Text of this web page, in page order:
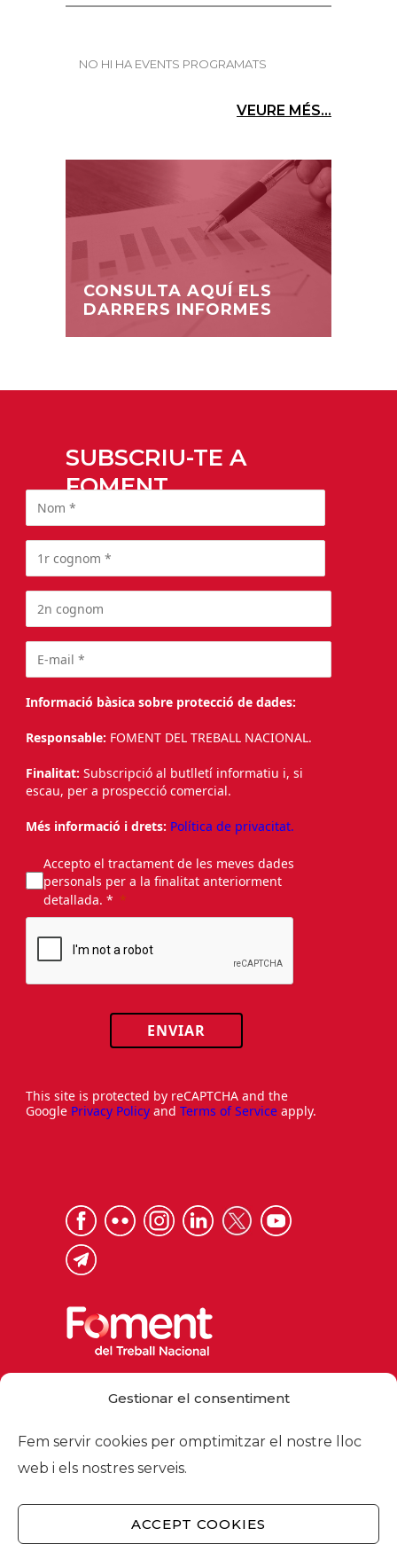
Gestionar el consentiment
Fem servir cookies per omptimitzar el nostre lloc
web i els nostres serveis.
ACCEPT COOKIES
NO HI HA EVENTS PROGRAMATS
VEURE MÉS...
CONSULTA AQUÍ ELS
DARRERS INFORMES
SUBSCRIU-TE A
FOMENT
Informació bàsica sobre protecció de dades:
Responsable: FOMENT DEL TREBALL NACIONAL.
Finalitat: Subscripció al butlletí informatiu i, si
escau, per a prospecció comercial.
Més informació i drets: Política de privacitat.
Accepto el tractament de les meves dades
personals per a la finalitat anteriorment
detallada. *
ENVIAR
This site is protected by reCAPTCHA and the
Google Privacy Policy and Terms of Service apply.
foment@foment.com
© 2026 - Foment del Treball Nacional